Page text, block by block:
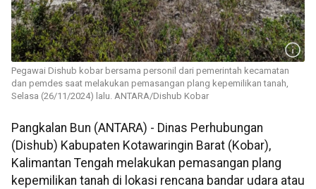
Pegawai Dishub kobar bersama personil dari pemerintah kecamatan
dan pemdes saat melakukan pemasangan plang kepemilikan tanah,
Selasa (26/11/2024) lalu. ANTARA/Dishub Kobar
Pangkalan Bun (ANTARA) - Dinas Perhubungan
(Dishub) Kabupaten Kotawaringin Barat (Kobar),
Kalimantan Tengah melakukan pemasangan plang
kepemilikan tanah di lokasi rencana bandar udara atau